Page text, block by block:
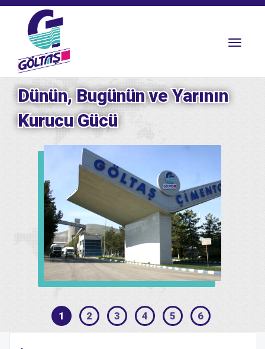
Toggle
1 2 3 4 5 6
Dünün, Bugünün ve Yarının
Kurucu Gücü